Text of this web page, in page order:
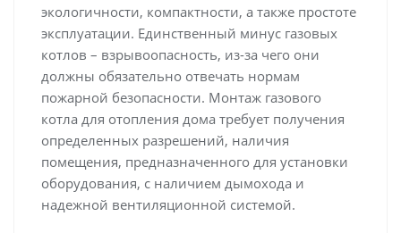
экологичности, компактности, а также простоте
эксплуатации. Единственный минус газовых
котлов – взрывоопасность, из-за чего они
должны обязательно отвечать нормам
пожарной безопасности. Монтаж газового
котла для отопления дома требует получения
определенных разрешений, наличия
помещения, предназначенного для установки
оборудования, с наличием дымохода и
надежной вентиляционной системой.